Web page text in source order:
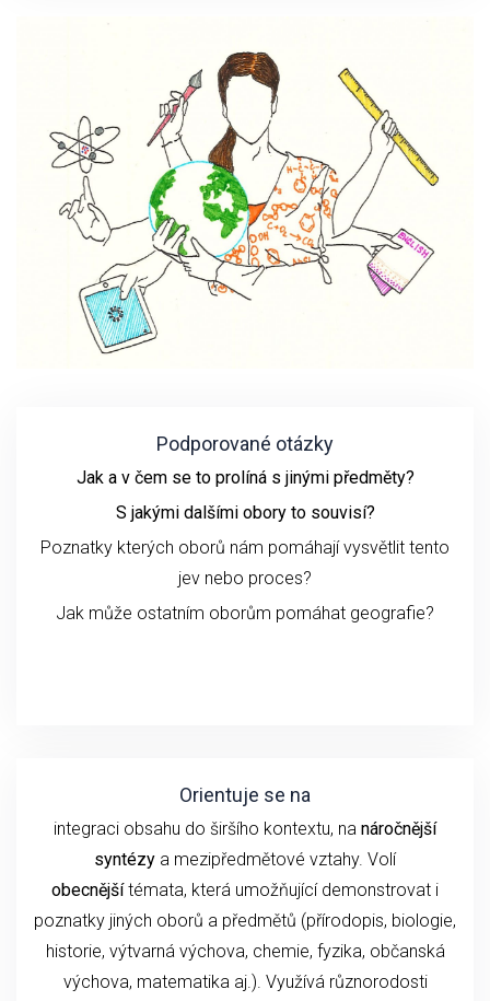
Podporované otázky
Jak a v čem se to prolíná s jinými předměty?
S jakými dalšími obory to souvisí?
Poznatky kterých oborů nám pomáhají vysvětlit tento
jev nebo proces?
Jak může ostatním oborům pomáhat geografie?
Orientuje se na
integraci obsahu do širšího kontextu, na náročnější
syntézy a mezipředmětové vztahy. Volí
obecnějšítémata, která umožňující demonstrovat i
poznatky jiných oborů a předmětů (přírodopis, biologie,
historie, výtvarná výchova, chemie, fyzika, občanská
výchova, matematika aj.). Využívá různorodosti